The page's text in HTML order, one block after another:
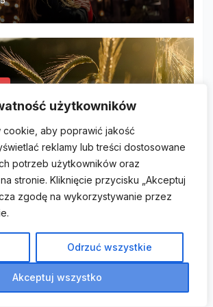
użytkowników
cookie, aby poprawić jakość
reklamy lub treści dostosowane
potrzeb użytkowników oraz
stronie. Kliknięcie przycisku „Akceptuj
zgodę na wykorzystywanie przez
Odrzuć wszystkie
Akceptuj wszystko
może wpłynąć
nastrój i